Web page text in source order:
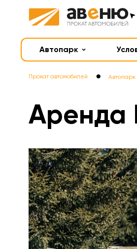
Автопарк
Прокат автомобилей ● Автопарк
Аренда